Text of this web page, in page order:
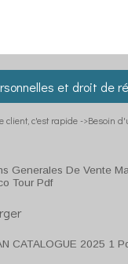
g
e
g
e
et droit de
client, c'est rapide ->Besoin
Generales De Vente
Tour Pdf
CATALOGUE 2025 1